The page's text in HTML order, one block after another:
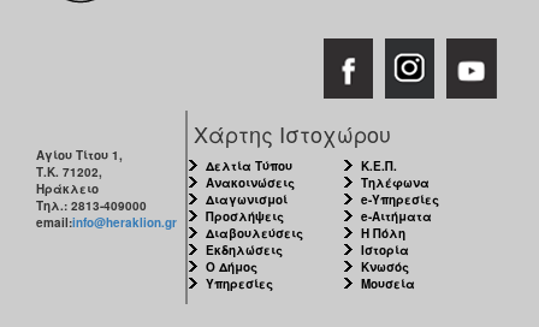
Αγίου Τίτου 1,
Τ.Κ. 71202,
Ηράκλειο
Τηλ.: 2813-409000
email:info@heraklion.gr
Χάρτης Ιστοχώρου
Δελτία Τύπου
Ανακοινώσεις
Διαγωνισμοί
Προσλήψεις
Διαβουλεύσεις
Εκδηλώσεις
Ο Δήμος
Υπηρεσίες
Κ.Ε.Π.
Τηλέφωνα
e-Υπηρεσίες
e-Αιτήματα
Η Πόλη
Ιστορία
Κνωσός
Μουσεία